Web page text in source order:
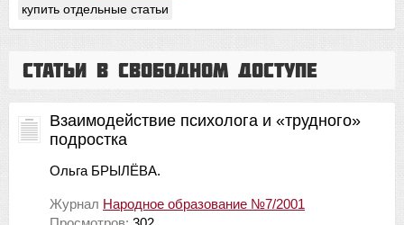
купить отдельные статьи
Статьи в свободном доступе
Взаимодействие психолога и «трудного»
подростка
Ольга БРЫЛЁВА.
Журнал Народное образование №7/2001